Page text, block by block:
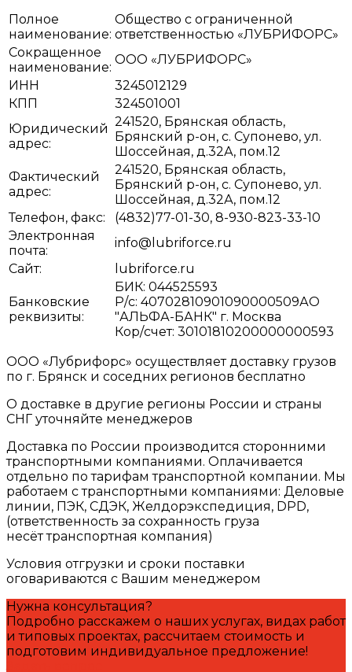
Полное
наименование:
Общество с ограниченной
ответственностью «ЛУБРИФОРС»
Сокращенное
наименование:
ООО «ЛУБРИФОРС»
ИНН
3245012129
КПП
324501001
Юридический
адрес:
241520, Брянская область,
Брянский р-он, с. Супонево, ул.
Шоссейная, д.32А, пом.12
Фактический
адрес:
241520, Брянская область,
Брянский р-он, с. Супонево, ул.
Шоссейная, д.32А, пом.12
Телефон, факс:
(4832)77-01-30, 8-930-823-33-10
Электронная
почта:
info@lubriforce.ru
Сайт:
lubriforce.ru
Банковские
реквизиты:
БИК: 044525593
Р/с: 40702810901090000509АО
"АЛЬФА-БАНК" г. Москва
Кор/счет: 30101810200000000593
ООО «Лубрифорс» осуществляет доставку грузов
по г. Брянск и соседних регионов бесплатно
О доставке в другие регионы России и страны
СНГ уточняйте менеджеров
Доставка по России производится сторонними
транспортными компаниями. Оплачивается
отдельно по тарифам транспортной компании. Мы
работаем с транспортными компаниями: Деловые
линии, ПЭК, СДЭК, Желдорэкспедиция, DPD,
(ответственность за сохранность груза
несёт транспортная компания)
Условия отгрузки и сроки поставки
оговариваются с Вашим менеджером
Нужна консультация?
Подробно расскажем о наших услугах, видах работ
и типовых проектах, рассчитаем стоимость и
подготовим индивидуальное предложение!